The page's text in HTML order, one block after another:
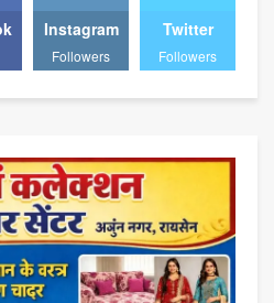
Instagram
Followers
Twitter
Followers